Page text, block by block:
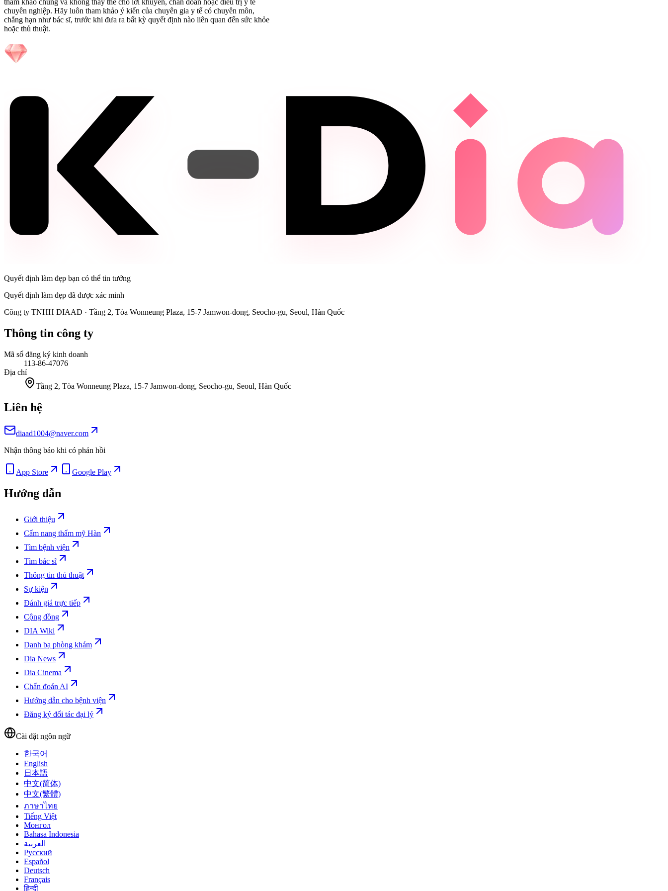
tham khảo chung và không thay thế cho lời khuyên, chẩn đoán hoặc điều trị y tế
chuyên nghiệp. Hãy luôn tham khảo ý kiến của chuyên gia y tế có chuyên môn,
chẳng hạn như bác sĩ, trước khi đưa ra bất kỳ quyết định nào liên quan đến sức khỏe
hoặc thủ thuật.
Quyết định làm đẹp bạn có thể tin tưởng
Quyết định làm đẹp đã được xác minh
Công ty TNHH DIAAD · Tầng 2, Tòa Wonneung Plaza, 15-7 Jamwon-dong, Seocho-gu, Seoul, Hàn Quốc
Thông tin công ty
Mã số đăng ký kinh doanh
113-86-47076
Địa chỉ
Tầng 2, Tòa Wonneung Plaza, 15-7 Jamwon-dong, Seocho-gu, Seoul, Hàn Quốc
Liên hệ
diaad1004@naver.com
Nhận thông báo khi có phản hồi
App Store Google Play
Hướng dẫn
Giới thiệu
Cẩm nang thẩm mỹ Hàn
Tìm bệnh viện
Tìm bác sĩ
Thông tin thủ thuật
Sự kiện
Đánh giá trực tiếp
Cộng đồng
DIA Wiki
Danh bạ phòng khám
Dia News
Dia Cinema
Chẩn đoán AI
Hướng dẫn cho bệnh viện
Đăng ký đối tác đại lý
Cài đặt ngôn ngữ
한국어
English
日本語
中文(简体)
中文(繁體)
ภาษาไทย
Tiếng Việt
Монгол
Bahasa Indonesia
العربية
Русский
Español
Deutsch
Français
हिन्दी